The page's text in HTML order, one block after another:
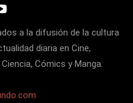
a la difusión de la cultura
diaria en Cine,
Cómics y Manga.